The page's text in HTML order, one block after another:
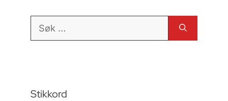
Søk
Stikkord